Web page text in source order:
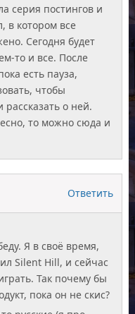
серия постингов и
в котором все
Сегодня будет
то и все. После
есть пауза,
чтобы
о ней.
то можно сюда и
Ответить
Я в своё время,
Silent Hill, и сейчас
Так почему бы
пока он не скис?